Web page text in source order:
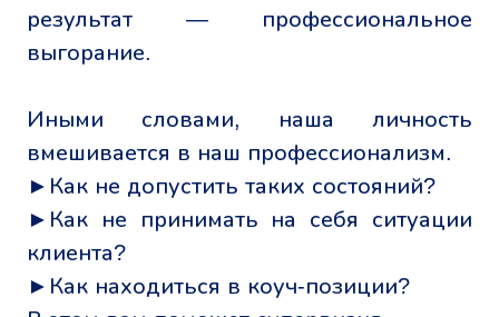
результат — профессиональное
выгорание.
Иными словами, наша личность
вмешивается в наш профессионализм.
►Как не допустить таких состояний?
►Как не принимать на себя ситуации
клиента?
►Как находиться в коуч-позиции?